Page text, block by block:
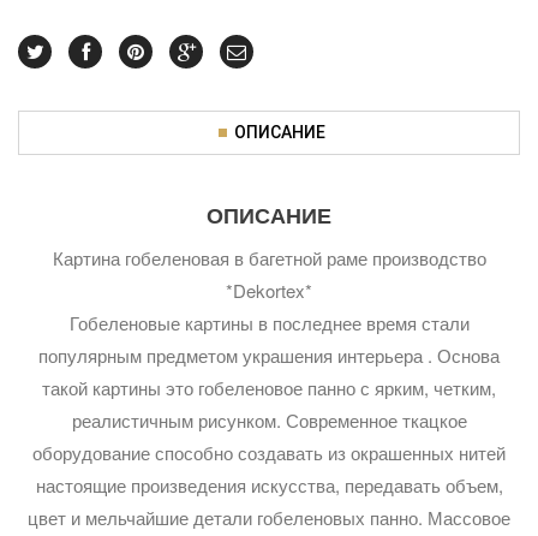
ОПИСАНИЕ
ОПИСАНИЕ
Картина гобеленовая в багетной раме производство
*Dekortex*
Гобеленовые картины в последнее время стали
популярным предметом украшения интерьера . Основа
такой картины это гобеленовое панно с ярким, четким,
реалистичным рисунком. Современное ткацкое
оборудование способно создавать из окрашенных нитей
настоящие произведения искусства, передавать объем,
цвет и мельчайшие детали гобеленовых панно. Массовое